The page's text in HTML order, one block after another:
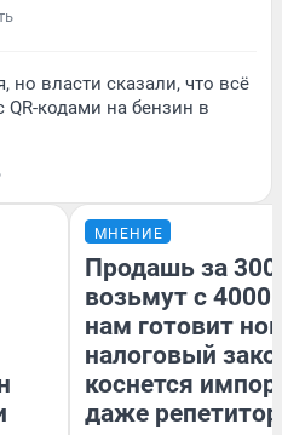
но власти сказали, что всё
кодами на бензин в
МНЕНИЕ
Продашь за
возьмут с
нам готовит
налоговый
коснется
даже